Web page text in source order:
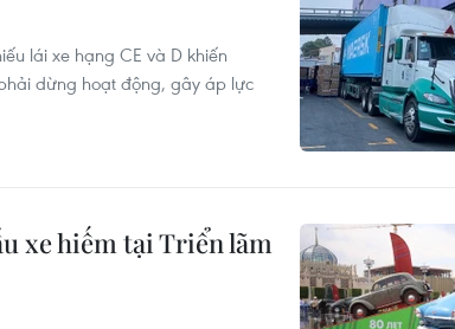
lái xe hạng CE và D khiến
dừng hoạt động, gây áp lực
xe hiếm tại Triển lãm